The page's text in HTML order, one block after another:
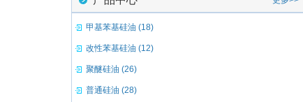
甲基苯基硅油 (18)
改性苯基硅油 (12)
聚醚硅油 (26)
普通硅油 (28)